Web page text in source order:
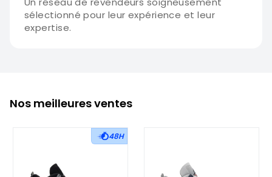
sélectionné pour leur expérience et leur
expertise.
Nos meilleures ventes
48H